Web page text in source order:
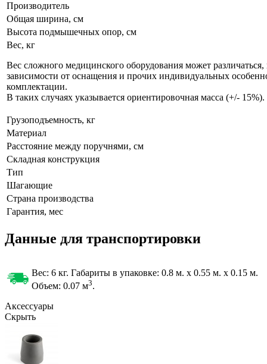
Производитель
Общая ширина, см
Высота подмышечных опор, см
Вес, кг
Вес сложного медицинского оборудования может различаться,
зависимости от оснащения и прочих индивидуальных
комплектации.
В таких случаях указывается ориентировочная масса (+/- 15%).
Грузоподъемность, кг
Материал
Расстояние между поручнями, см
Складная конструкция
Тип
Шагающие
Страна производства
Гарантия, мес
Данные для транспортировки
Вес: 6 кг. Габариты в упаковке: 0.8 м. x 0.55 м. x 0.15 м.
Объем: 0.07 м3.
Аксессуары
Скрыть